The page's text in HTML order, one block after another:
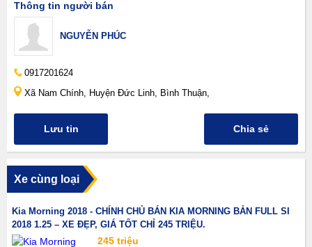
Thông tin người bán
NGUYỄN PHÚC
0917201624
Xã Nam Chính, Huyện Đức Linh, Bình Thuận,
Lưu tin Chia sẻ
Xe cùng loại
Kia Morning 2018 - CHÍNH CHỦ BÁN KIA MORNING BẢN FULL SI
2018 1.25 – XE ĐẸP, GIÁ TỐT CHỈ 245 TRIỆU.
245 triệu